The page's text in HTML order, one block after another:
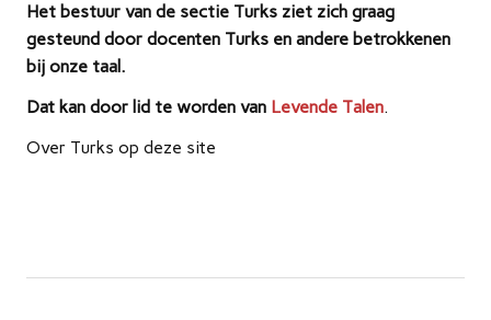
Het bestuur van de sectie Turks ziet zich graag
gesteund door docenten Turks en andere betrokkenen
bij onze taal.
Dat kan door lid te worden van Levende Talen.
Over Turks op deze site